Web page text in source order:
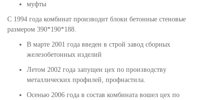
муфты
С 1994 года комбинат производит блоки бетонные стеновые
размером 390*190*188.
В марте 2001 года введен в строй завод сборных
железобетонных изделий
Летом 2002 года запущен цех по производству
металлических профилей, профнастила.
Осенью 2006 года в состав комбината вошел цех по